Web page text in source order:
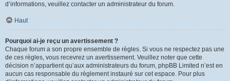
d’informations, veuillez contacter un administrateur du forum.
Haut
Pourquoi ai-je reçu un avertissement ?
Chaque forum a son propre ensemble de règles. Si vous ne respectez pas une
de ces règles, vous recevrez un avertissement. Veuillez noter que cette
décision n’appartient qu’aux administrateurs du forum, phpBB Limited n’est en
aucun cas responsable du règlement instauré sur cet espace. Pour plus